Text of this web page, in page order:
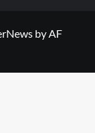
by AF